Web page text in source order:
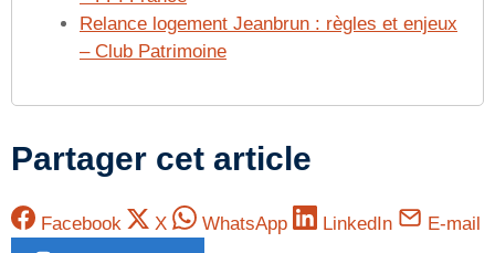
Relance logement Jeanbrun : règles et enjeux
– Club Patrimoine
Partager cet article
Facebook X WhatsApp LinkedIn E-mail